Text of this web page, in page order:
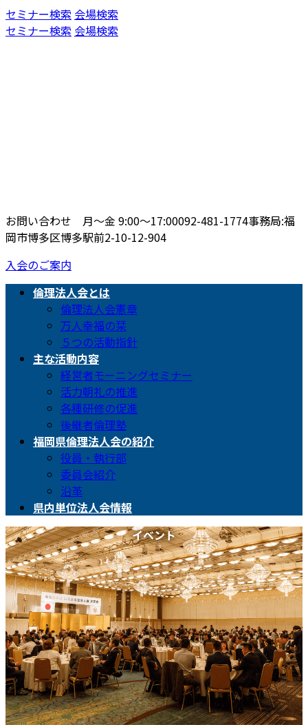
コ
ン
ナ
ビ
セミナー検索 会場検索
セミナー検索 会場検索
お問い合わせ 月〜金 9:00〜17:00092-481-1774事務局:福
岡市博多区博多駅前2-10-12-904
入会のご案内
倫理法人会とは
倫理法人会憲章
万人幸福の栞
５つの活動指針
主な活動内容
経営者モーニングセミナー
活力朝礼の推進
各種研修の促進
後継者倫理塾
福岡県倫理法人会の紹介
役員・執行部
委員会紹介
沿革
県内単位法人会情報
イベント